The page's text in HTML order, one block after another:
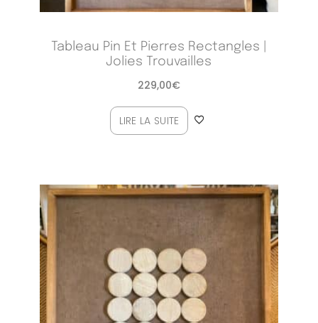
Tableau Pin Et Pierres Rectangles |
Jolies Trouvailles
229,00€
LIRE LA SUITE